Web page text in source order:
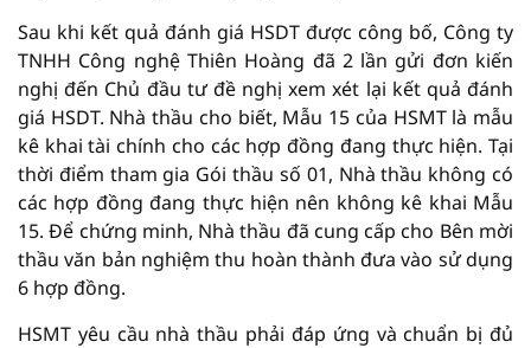
Sau khi kết quả đánh giá HSDT được công bố, Công ty
TNHH Công nghệ Thiên Hoàng đã 2 lần gửi đơn kiến
nghị đến Chủ đầu tư đề nghị xem xét lại kết quả đánh
giá HSDT. Nhà thầu cho biết, Mẫu 15 của HSMT là mẫu
kê khai tài chính cho các hợp đồng đang thực hiện. Tại
thời điểm tham gia Gói thầu số 01, Nhà thầu không có
các hợp đồng đang thực hiện nên không kê khai Mẫu
15. Để chứng minh, Nhà thầu đã cung cấp cho Bên mời
thầu văn bản nghiệm thu hoàn thành đưa vào sử dụng
6 hợp đồng.
HSMT yêu cầu nhà thầu phải đáp ứng và chuẩn bị đủ